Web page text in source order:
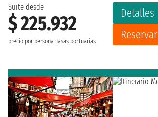
Suite desde
$ 225.932
precio por persona Tasas portuarias
Detalles
Reservar